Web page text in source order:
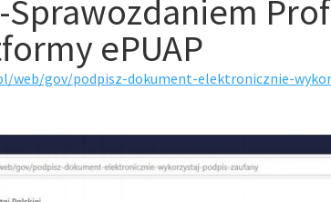
Sprawozdaniem
ePUAP
web/gov/podpisz-dokument-elektronicznie-